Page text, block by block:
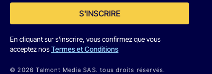
S'INSCRIRE
En cliquant sur s'inscrire, vous confirmez que vous
acceptez nosTermes et Conditions
© 2026 Talmont Media SAS. tous droits réservés.